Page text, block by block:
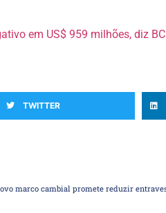
em US$ 959 milhões, diz BC
TWITTER